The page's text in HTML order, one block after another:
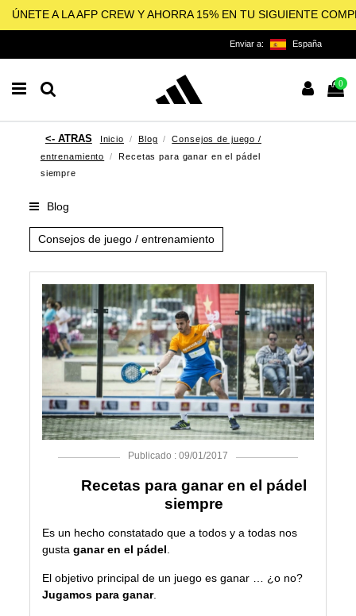
ÚNETE A LA AFP CREW Y AHORRA 15% EN TU SIGUIENTE
Enviar a: España
0
Inicio Blog
Consejos de juego /
entrenamiento
Recetas para ganar en el pádel
siempre
Blog
Consejos de juego / entrenamiento
Publicado : 09/01/2017
Recetas para ganar en el pádel
siempre
Es un hecho constatado que a todos y a todas nos
gustaganar en el pádel
El objetivo principal de un juego es ganar … ¿o no?
Jugamos para ganar.